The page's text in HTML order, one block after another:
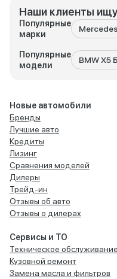
Наши клиенты
Популярные
марки
Популярные
модели
BMW X5
Новые автомобили
Бренды
Лучшие авто
Кредиты
Лизинг
Сравнения моделей
Дилеры
Трейд-ин
Отзывы об авто
Отзывы о дилерах
Сервисы и ТО
Техническое обслуживание
Кузовной ремонт
Замена масла и фильтров